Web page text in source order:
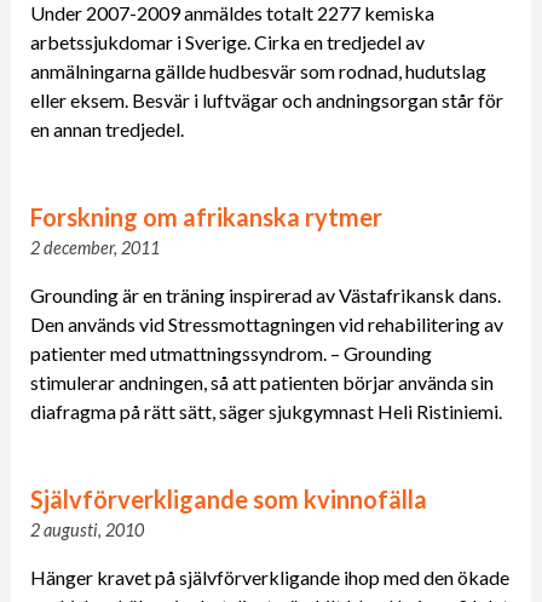
Under 2007-2009 anmäldes totalt 2277 kemiska
arbetssjukdomar i Sverige. Cirka en tredjedel av
anmälningarna gällde hudbesvär som rodnad, hudutslag
eller eksem. Besvär i luftvägar och andningsorgan står för
en annan tredjedel.
Forskning om afrikanska rytmer
2 december, 2011
Grounding är en träning inspirerad av Västafrikansk dans.
Den används vid Stressmottagningen vid rehabilitering av
patienter med utmattningssyndrom. – Grounding
stimulerar andningen, så att patienten börjar använda sin
diafragma på rätt sätt, säger sjukgymnast Heli Ristiniemi.
Självförverkligande som kvinnofälla
2 augusti, 2010
Hänger kravet på självförverkligande ihop med den ökade